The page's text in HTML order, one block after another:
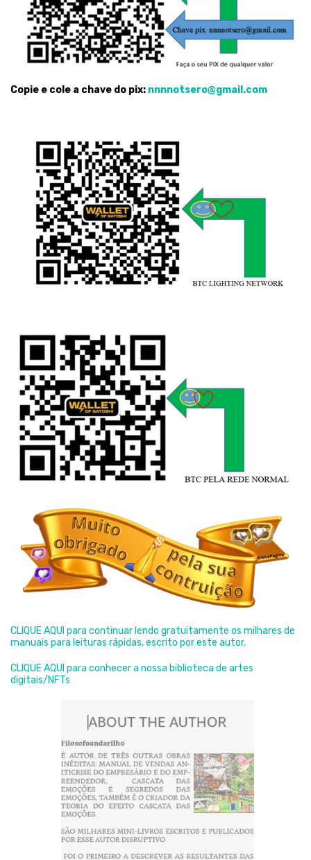
Copie e cole a chave do pix: nnnnotsero@gmail.com
CLIQUE AQUI para continuar lendo gratuitamente os milhares de
manuais para leituras rápidas, escrito por este autor.
CLIQUE AQUI para conhecer a nossa biblioteca de artes
digitais/NFTs